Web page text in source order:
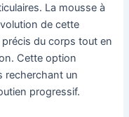
La mousse à
de cette
du corps tout en
Cette option
recherchant un
progressif.